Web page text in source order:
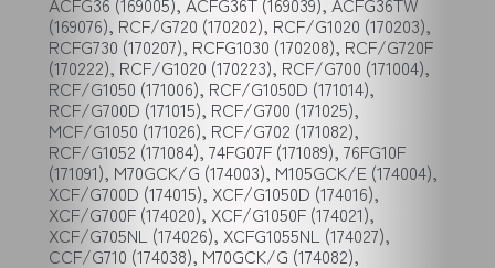
(169076), RCF/G720 (170202), RCF/G1020 (170203),
RCFG730 (170207), RCFG1030 (170208), RCF/G720F
(170222), RCF/G1020 (170223), RCF/G700 (171004),
RCF/G1050 (171006), RCF/G1050D (171014),
RCF/G700D (171015), RCF/G700 (171025),
MCF/G1050 (171026), RCF/G702 (171082),
RCF/G1052 (171084), 74FG07F (171089), 76FG10F
(171091), M70GCK/G (174003), M105GCK/E (174004),
XCF/G700D (174015), XCF/G1050D (174016),
XCF/G700F (174020), XCF/G1050F (174021),
XCF/G705NL (174026), XCFG1055NL (174027),
CCF/G710 (174038), M70GCK/G (174082),